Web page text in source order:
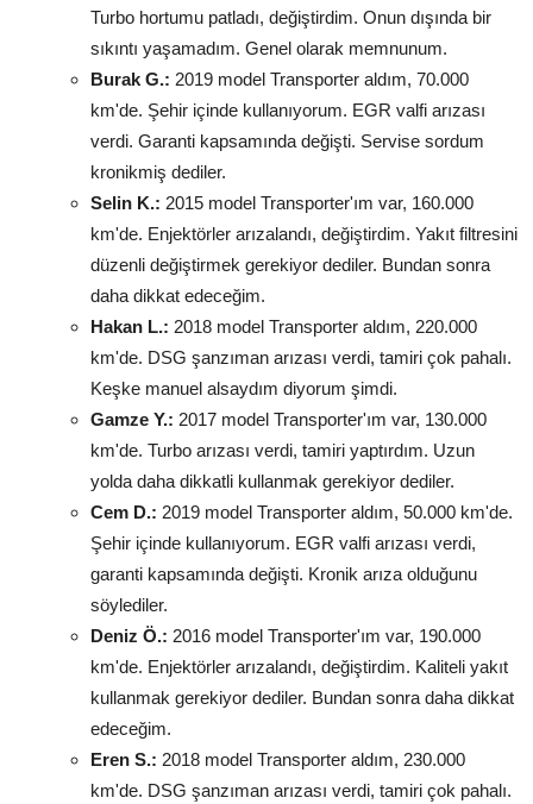
Turbo hortumu patladı, değiştirdim. Onun dışında bir
sıkıntı yaşamadım. Genel olarak memnunum.
Burak G.: 2019 model Transporter aldım, 70.000
km'de. Şehir içinde kullanıyorum. EGR valfi arızası
verdi. Garanti kapsamında değişti. Servise sordum
kronikmiş dediler.
Selin K.: 2015 model Transporter'ım var, 160.000
km'de. Enjektörler arızalandı, değiştirdim. Yakıt filtresini
düzenli değiştirmek gerekiyor dediler. Bundan sonra
daha dikkat edeceğim.
Hakan L.: 2018 model Transporter aldım, 220.000
km'de. DSG şanzıman arızası verdi, tamiri çok pahalı.
Keşke manuel alsaydım diyorum şimdi.
Gamze Y.: 2017 model Transporter'ım var, 130.000
km'de. Turbo arızası verdi, tamiri yaptırdım. Uzun
yolda daha dikkatli kullanmak gerekiyor dediler.
Cem D.: 2019 model Transporter aldım, 50.000 km'de.
Şehir içinde kullanıyorum. EGR valfi arızası verdi,
garanti kapsamında değişti. Kronik arıza olduğunu
söylediler.
Deniz Ö.: 2016 model Transporter'ım var, 190.000
km'de. Enjektörler arızalandı, değiştirdim. Kaliteli yakıt
kullanmak gerekiyor dediler. Bundan sonra daha dikkat
edeceğim.
Eren S.: 2018 model Transporter aldım, 230.000
km'de. DSG şanzıman arızası verdi, tamiri çok pahalı.